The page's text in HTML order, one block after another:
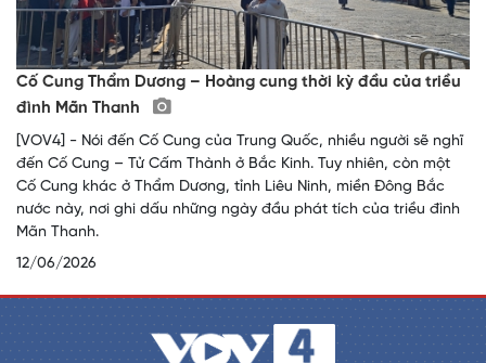
Cố Cung Thẩm Dương – Hoàng cung thời kỳ đầu của triều
đình Mãn Thanh
[VOV4] - Nói đến Cố Cung của Trung Quốc, nhiều người sẽ nghĩ
đến Cố Cung – Tử Cấm Thành ở Bắc Kinh. Tuy nhiên, còn một
Cố Cung khác ở Thẩm Dương, tỉnh Liêu Ninh, miền Đông Bắc
nước này, nơi ghi dấu những ngày đầu phát tích của triều đình
Mãn Thanh.
12/06/2026